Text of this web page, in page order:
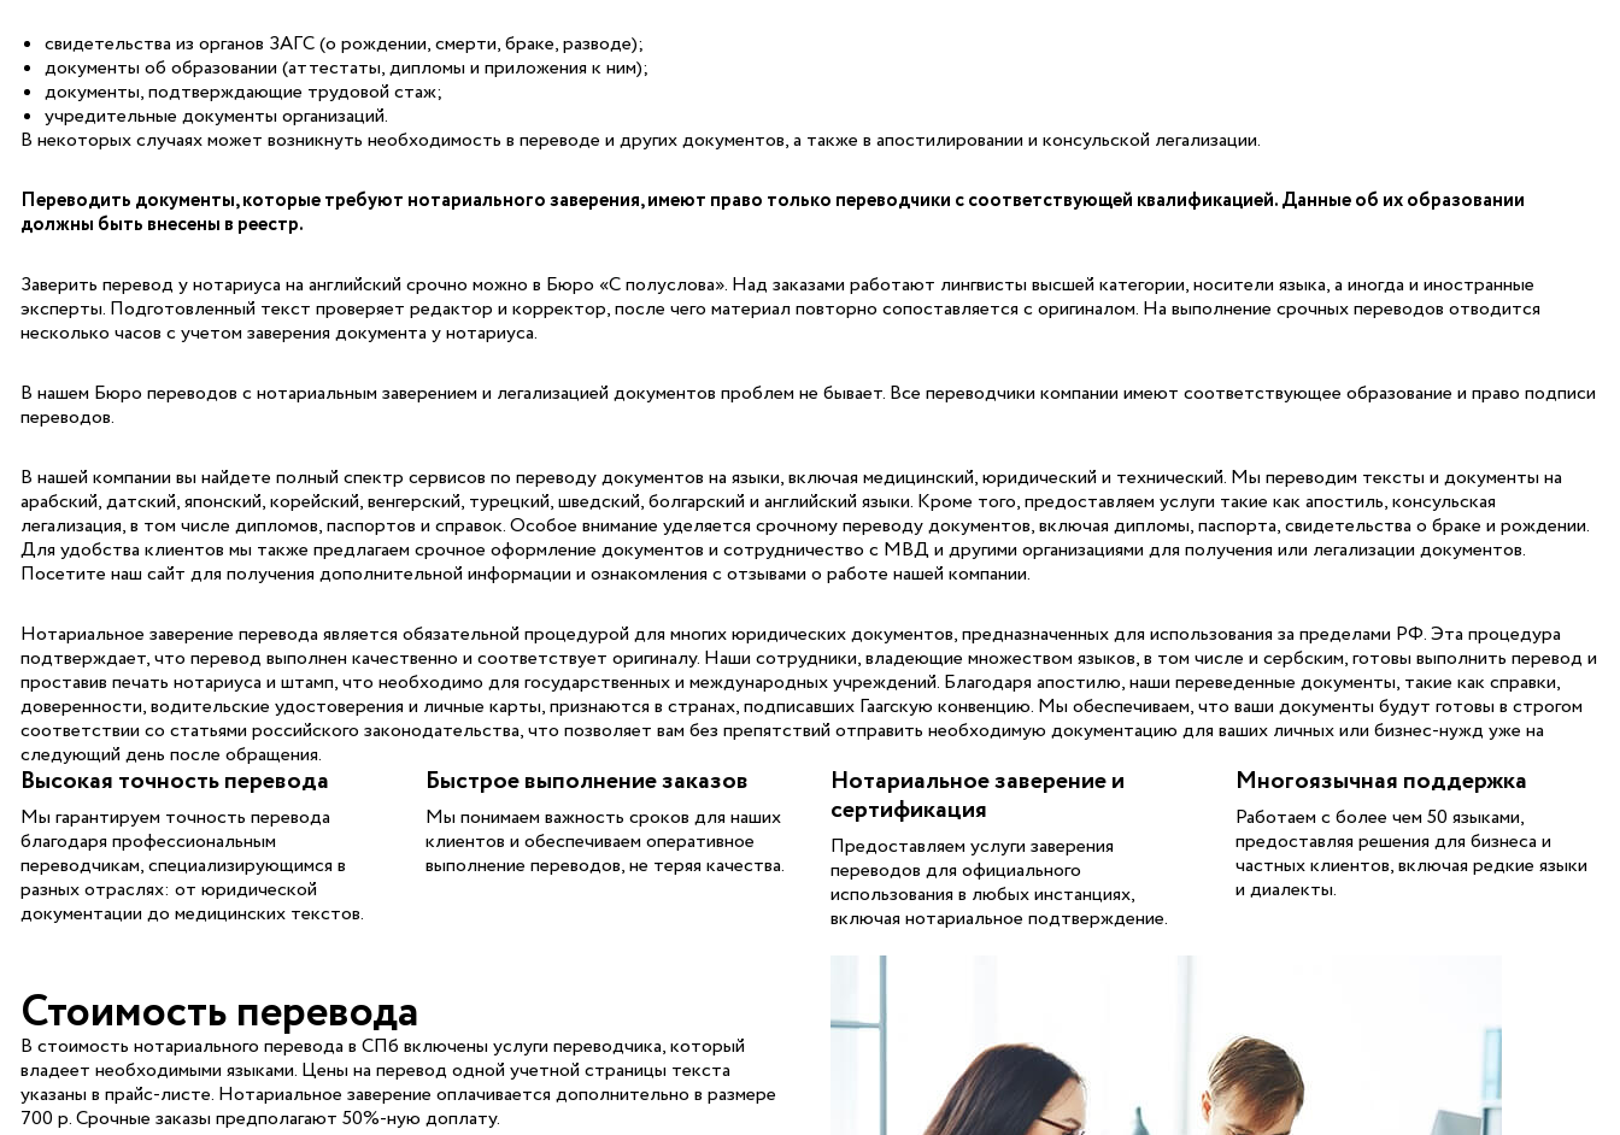
свидетельства из органов ЗАГС (о рождении, смерти, браке, разводе);
документы об образовании (аттестаты, дипломы и приложения к ним);
документы, подтверждающие трудовой стаж;
учредительные документы организаций.
В некоторых случаях может возникнуть необходимость в переводе и других документов, а также в апостилировании и консульской легализации.
Переводить документы, которые требуют нотариального заверения, имеют право только переводчики с соответствующей квалификацией. Данные об их образовании
должны быть внесены в реестр.
Заверить перевод у нотариуса на английский срочно можно в Бюро «С полуслова». Над заказами работают лингвисты высшей категории, носители языка, а иногда и иностранные
эксперты. Подготовленный текст проверяет редактор и корректор, после чего материал повторно сопоставляется с оригиналом. На выполнение срочных переводов отводится
несколько часов с учетом заверения документа у нотариуса.
В нашем Бюро переводов с нотариальным заверением и легализацией документов проблем не бывает. Все переводчики компании имеют соответствующее образование и право подписи
переводов.
В нашей компании вы найдете полный спектр сервисов по переводу документов на языки, включая медицинский, юридический и технический. Мы переводим тексты и документы на
арабский, датский, японский, корейский, венгерский, турецкий, шведский, болгарский и английский языки. Кроме того, предоставляем услуги такие как апостиль, консульская
легализация, в том числе дипломов, паспортов и справок. Особое внимание уделяется срочному переводу документов, включая дипломы, паспорта, свидетельства о браке и рождении.
Для удобства клиентов мы также предлагаем срочное оформление документов и сотрудничество с МВД и другими организациями для получения или легализации документов.
Посетите наш сайт для получения дополнительной информации и ознакомления с отзывами о работе нашей компании.
Нотариальное заверение перевода является обязательной процедурой для многих юридических документов, предназначенных для использования за пределами РФ. Эта процедура
подтверждает, что перевод выполнен качественно и соответствует оригиналу. Наши сотрудники, владеющие множеством языков, в том числе и сербским, готовы выполнить перевод и
проставив печать нотариуса и штамп, что необходимо для государственных и международных учреждений. Благодаря апостилю, наши переведенные документы, такие как справки,
доверенности, водительские удостоверения и личные карты, признаются в странах, подписавших Гаагскую конвенцию. Мы обеспечиваем, что ваши документы будут готовы в строгом
соответствии со статьями российского законодательства, что позволяет вам без препятствий отправить необходимую документацию для ваших личных или бизнес-нужд уже на
следующий день после обращения.
Высокая точность перевода
Мы гарантируем точность перевода
благодаря профессиональным
переводчикам, специализирующимся в
разных отраслях: от юридической
документации до медицинских текстов.
Быстрое выполнение заказов
Мы понимаем важность сроков для наших
клиентов и обеспечиваем оперативное
выполнение переводов, не теряя качества.
Нотариальное заверение и
сертификация
Предоставляем услуги заверения
переводов для официального
использования в любых инстанциях,
включая нотариальное подтверждение.
Многоязычная поддержка
Работаем с более чем 50 языками,
предоставляя решения для бизнеса и
частных клиентов, включая редкие языки
и диалекты.
Стоимость перевода
В стоимость нотариального перевода в СПб включены услуги переводчика, который
владеет необходимыми языками. Цены на перевод одной учетной страницы текста
указаны в прайс-листе. Нотариальное заверение оплачивается дополнительно в размере
700 р. Срочные заказы предполагают 50%-ную доплату.